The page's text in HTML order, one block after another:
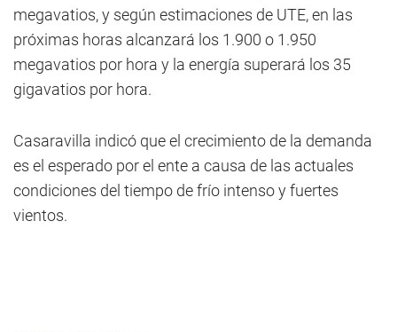
megavatios, y según estimaciones de UTE, en las
próximas horas alcanzará los 1.900 o 1.950
megavatios por hora y la energía superará los 35
gigavatios por hora.
Casaravilla indicó que el crecimiento de la demanda
es el esperado por el ente a causa de las actuales
condiciones del tiempo de frío intenso y fuertes
vientos.